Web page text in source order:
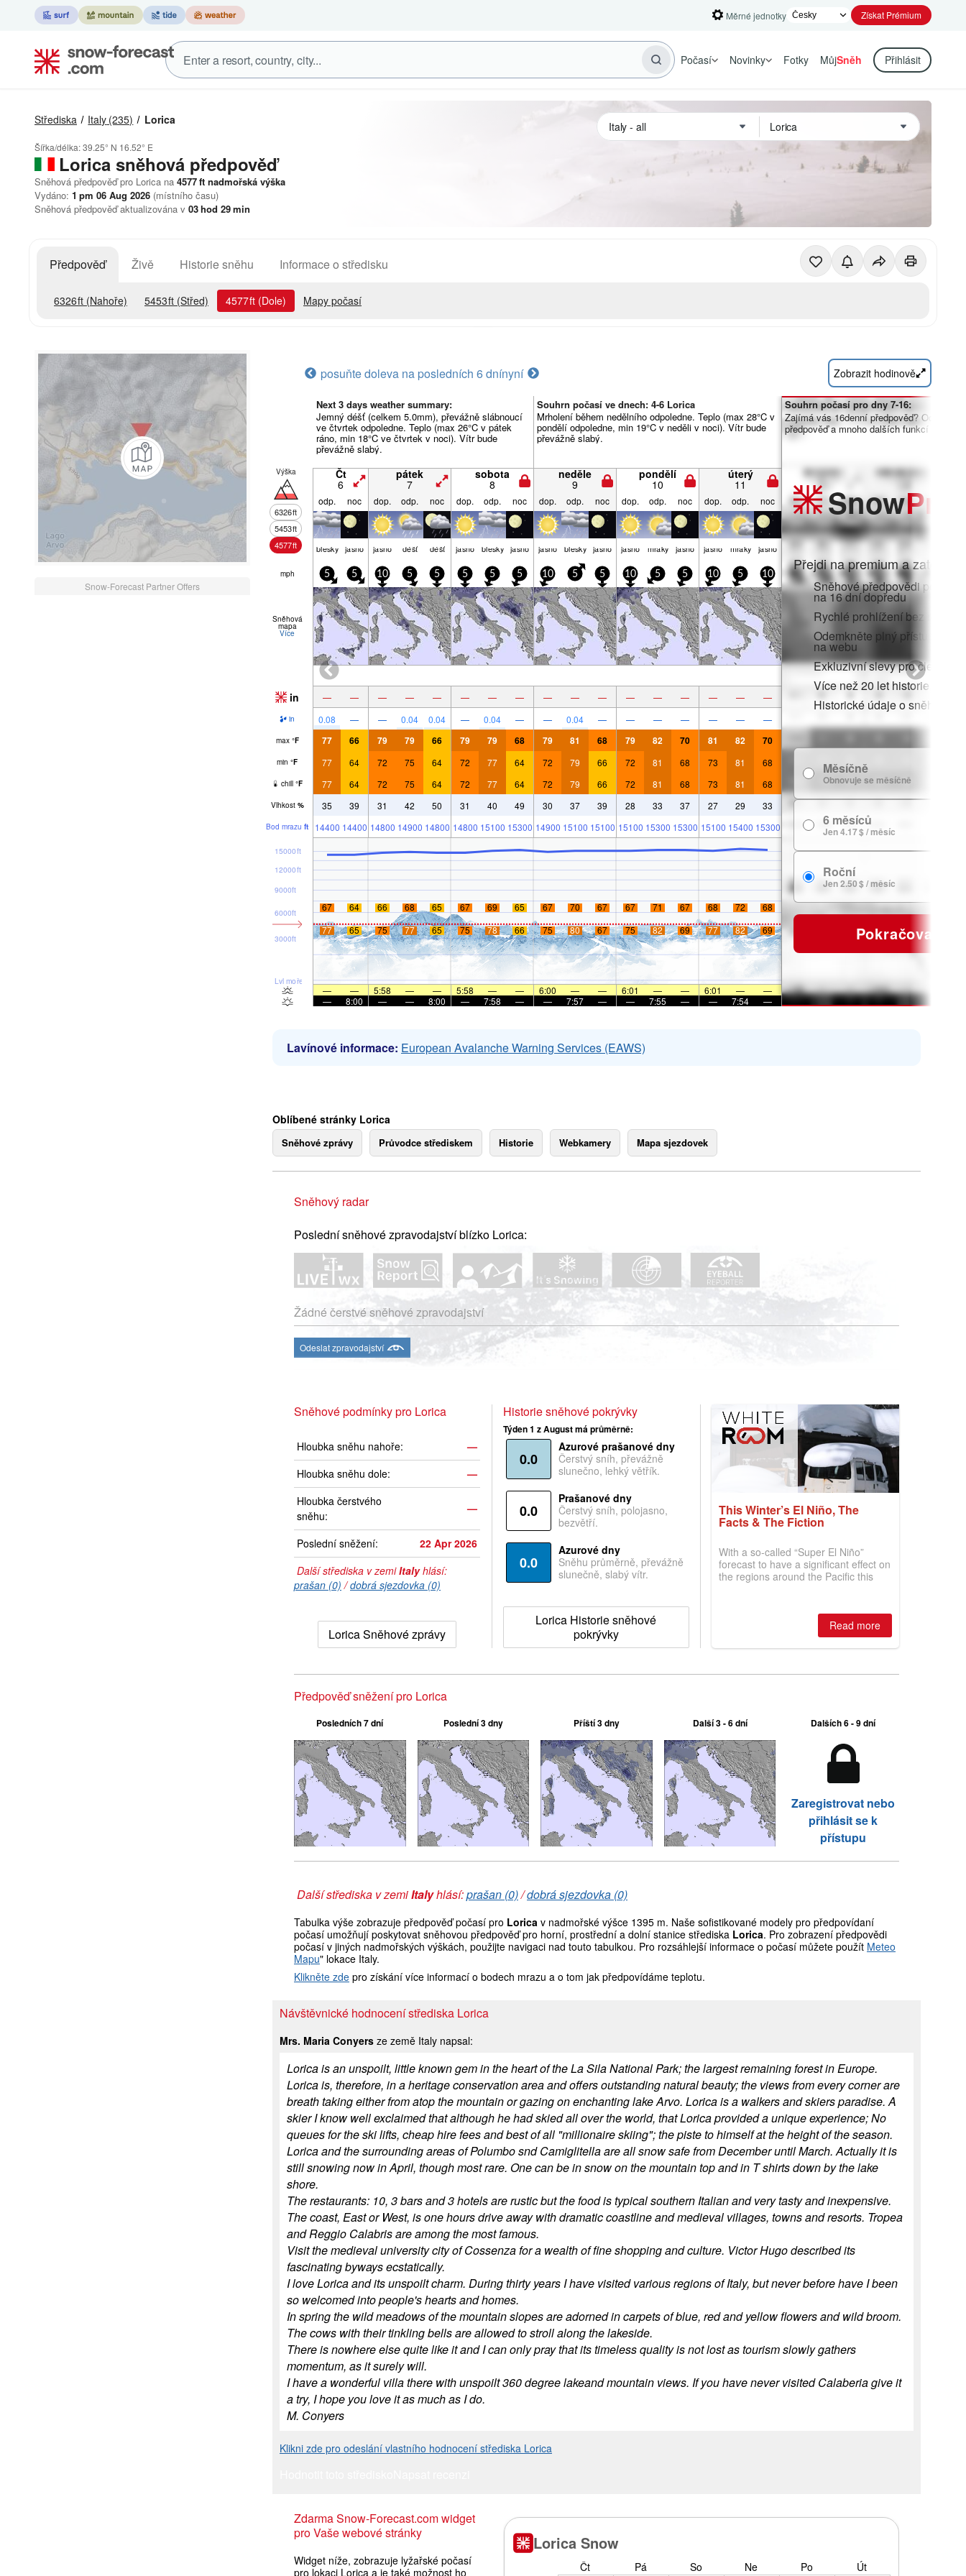
Měrné jednotky Získat Prémium
Počasí Novinky Fotky MůjSněh Přihlásit
Střediska Italy (235) Lorica
Šířka/délka:39.25° N 16.52° E
Lorica sněhová předpověď
Sněhová předpověď pro Lorica na 4577ft nadmořská výška
Vydáno: 1 pm 06 Aug 2026 (místního času)
Sněhová předpověď aktualizována v 03hod 29min
Předpověď Živě Historie sněhu Informace o středisku
6326ft (Nahoře) 5453ft (Střed) 4577ft (Dole) Mapy počasí
Snow-Forecast Partner Offers
posuňte doleva na posledních 6 dnínyní Zobrazit hodinově
Next 3 days weather summary:
Jemný déšť (celkem 5.0mm), převážně slábnoucí
ve čtvrtek odpoledne. Teplo (max 26°C v pátek
ráno, min 18°C ve čtvrtek v noci). Vítr bude
převážně slabý.
Souhrn počasí ve dnech: 4-6 Lorica
Mrholení během nedělního odpoledne. Teplo (max 28°C v
pondělí odpoledne, min 19°C v neděli v noci). Vítr bude
převážně slabý.
Výška
6326ft
5453ft
4577ft
Čt
6
pátek
7
sobota
8
neděle
9
pondělí
10
úterý
11
odp. noc dop. odp. noc dop. odp. noc dop. odp. noc dop. odp. noc dop. odp. noc
blesky jasno jasno déšť déšť jasno blesky jasno jasno blesky jasno jasno mraky jasno jasno mraky jasno
mph 5 5 10 5 5 5 5 5 10 5 5 10 5 5 10 5 10
Sněhová
mapa
Více
in — — — — — — — — — — — — — — — — —
in 0.08 — — 0.04 0.04 — 0.04 — — 0.04 — — — — — — —
max °F 77 66 79 79 66 79 79 68 79 81 68 79 82 70 81 82 70
min °F 77 64 72 75 64 72 77 64 72 79 66 72 81 68 73 81 68
chill °F 77 64 72 75 64 72 77 64 72 79 66 72 81 68 73 81 68
Vlhkost % 35 39 31 42 50 31 40 49 30 37 39 28 33 37 27 29 33
Bod mrazu ft 14400 14400 14800 14900 14800 14800 15100 15300 14900 15100 15100 15100 15300 15300 15100 15400 15300
Lvl moře
3000ft
6000ft
9000ft
12000ft
15000ft
67 64 66 68 65 67 69 65 67 70 67 67 71 67 68 72
68
77
65 75 77 65 75 78 66 75 80 67 75 82 69 77 82 69
— — 5:58 — — 5:58 — — 6:00 — — 6:01 — — 6:01 —
—
—
8:00 — — 8:00 — 7:58 — — 7:57 — — 7:55 — — 7:54 —
Souhrn počasí pro dny 7-16:
Zajímá vás 16denní předpověď?
předpověď a mnoho dalších funkcí
SnowPro
Přejdi na premium a zatoč do:
Sněhové předpovědi po
na 16 dní dopředu
Rychlé prohlížení bez reklam
Odemkněte plný přístup v
na webu
Exkluzivní slevy pro členy
Více než 20 let historie sněhu
Historické údaje o sněhu
Měsíčně
Obnovuje se měsíčně
6 měsíců
Jen 4.17 $ / měsíc
Roční
Jen 2.50 $ / měsíc
Pokračovat
Lavínové informace: European Avalanche Warning Services (EAWS)
Oblíbené stránky Lorica
Sněhové zprávy Průvodce střediskem Historie Webkamery Mapa sjezdovek
Sněhový radar
Poslední sněhové zpravodajství blízko Lorica:
Žádné čerstvé sněhové zpravodajství
Odeslat zpravodajství
Sněhové podmínky pro Lorica
Hloubka sněhu nahoře:
—
Hloubka sněhu dole:
—
Hloubka čerstvého
sněhu:
—
Poslední sněžení:
22 Apr 2026
Další střediska v zemiItalyhlásí:
prašan (0) /dobrá sjezdovka (0)
Lorica Sněhové zprávy
Historie sněhové pokrývky
Týden 1 z August má průměrně:
0.0
Azurové prašanové dny
Čerstvý sníh, převážně
slunečno, lehký větřík.
0.0
Prašanové dny
Čerstvý sníh, polojasno,
bezvětří.
0.0
Azurové dny
Sněhu průměrně, převážně
slunečně, slabý vítr.
Lorica Historie sněhové
pokrývky
This Winter’s El Niño, The
Facts & The Fiction
With a so-called “Super El Niño”
forecast to have a significant effect on
the regions around the Pacific this
where are the best odds?
Read more
Předpověď sněžení pro Lorica
Posledních 7 dní Poslední 3 dny Příští 3 dny Další 3 - 6 dní Dalších 6 - 9 dní
Zaregistrovat nebo
přihlásit se k
přístupu
Další střediska v zemiItalyhlásí:prašan (0)/dobrá sjezdovka (0)
Tabulka výše zobrazuje předpověď počasí pro Lorica v nadmořské výšce 1395 m. Naše sofistikované modely pro předpovídaní
počasí umožňují poskytovat sněhovou předpověď pro horní, prostřední a dolní stanice střediska Lorica. Pro zobrazení předpovědi
počasí v jiných nadmořských výškách, použijte navigaci nad touto tabulkou. Pro rozsáhlejší informace o počasí můžete použít Meteo
Mapu" lokace Italy.
Klikněte zde pro získání více informací o bodech mrazu a o tom jak předpovídáme teplotu.
Návštěvnické hodnocení střediska Lorica
Mrs. Maria Conyers ze země Italy napsal:
Lorica is an unspoilt, little known gem in the heart of the La Sila National Park; the largest remaining forest in Europe.
Lorica is, therefore, in a heritage conservation area and offers outstanding natural beauty; the views from every corner are
breath taking either from atop the mountain or gazing on enchanting lake Arvo. Lorica is a walkers and skiers paradise. A
skier I know well exclaimed that although he had skied all over the world, that Lorica provided a unique experience; No
queues for the ski lifts, cheap hire fees and best of all "millionaire skiing"; the piste to himself at the height of the season.
Lorica and the surrounding areas of Polumbo snd Camiglitella are all snow safe from December until March. Actually it is
still snowing now in April, though most rare. One can be in snow on the mountain top and in T shirts down by the lake
shore.
The restaurants: 10, 3 bars and 3 hotels are rustic but the food is typical southern Italian and very tasty and inexpensive.
The coast, East or West, is one hours drive away with dramatic coastline and medieval villages, towns and resorts. Tropea
and Reggio Calabris are among the most famous.
Visit the medieval university city of Cossenza for a wealth of fine shopping and culture. Victor Hugo described its
fascinating byways ecstatically.
I love Lorica and its unspoilt charm. During thirty years I have visited various regions of Italy, but never before have I been
so welcomed into people's hearts and homes.
In spring the wild meadows of the mountain slopes are adorned in carpets of blue, red and yellow flowers and wild broom.
The cows with their tinkling bells are allowed to stroll along the lakeside.
There is nowhere else quite like it and I can only pray that its timeless quality is not lost as tourism slowly gathers
momentum, as it surely will.
I have a wonderful villa there with unspoilt 360 degree lakeand mountain views. If you have never visited Calaberia give it
a try, I hope you love it as much as I do.
M. Conyers
Klikni zde pro odeslání vlastního hodnocení střediska Lorica
Zdarma Snow-Forecast.com widget
pro Vaše webové stránky
Widget níže, zobrazuje lyžařské počasí
pro lokaci Lorica a je také možnost ho